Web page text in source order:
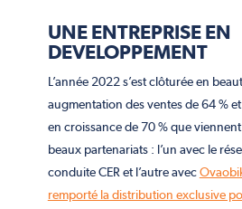
UNE ENTREPRISE EN
DEVELOPPEMENT
L’année 2022 s’est clôturée en
augmentation des ventes de 64 %
en croissance de 70 % que
beaux partenariats : l’un avec le
conduite CER et l’autre avec
remporté la distribution exclusive